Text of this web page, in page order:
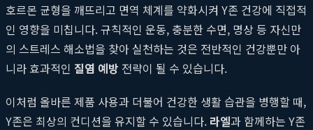
호르몬 균형을 깨뜨리고 면역 체계를 약화시켜 Y존 건강에 직접적
인 영향을 미칩니다. 규칙적인 운동, 충분한 수면, 명상 등 자신만
의 스트레스 해소법을 찾아 실천하는 것은 전반적인 건강뿐만 아
니라 효과적인 질염 예방 전략이 될 수 있습니다.
이처럼 올바른 제품 사용과 더불어 건강한 생활 습관을 병행할 때,
Y존은 최상의 컨디션을 유지할 수 있습니다. 라엘과 함께하는 Y존